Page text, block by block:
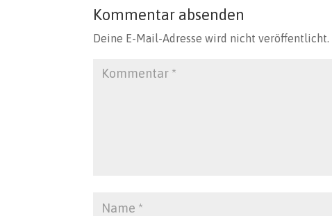
Kommentar absenden
Deine E-Mail-Adresse wird nicht veröffentlicht.